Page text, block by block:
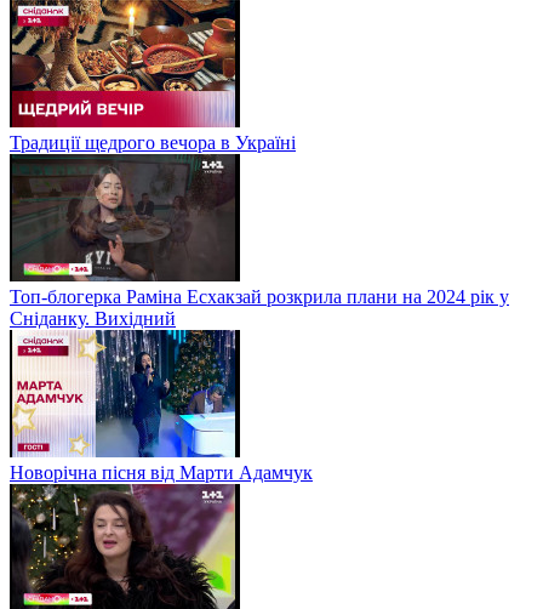
Традиції щедрого вечора в Україні
Топ-блогерка Раміна Есхакзай розкрила плани на 2024 рік у
Сніданку. Вихідний
Новорічна пісня від Марти Адамчук